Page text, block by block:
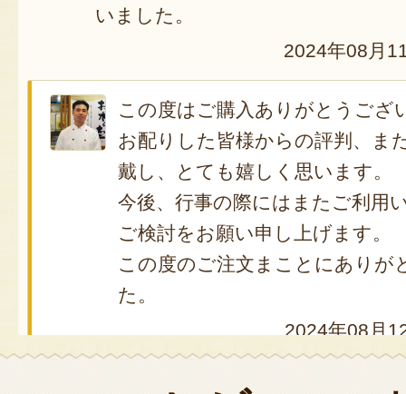
いました。
2024年08月
この度はご購入ありがとうござ
お配りした皆様からの評判、ま
戴し、とても嬉しく思います。
今後、行事の際にはまたご利用
ご検討をお願い申し上げます。
この度のご注文まことにありが
た。
2024年08月